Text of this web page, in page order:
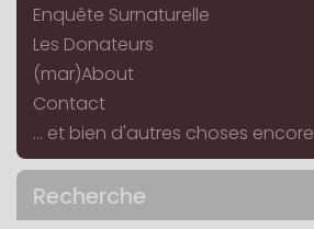
Enquête Surnaturelle
Les Donateurs
(mar)About
Contact
... et bien d'autres choses encore
Recherche